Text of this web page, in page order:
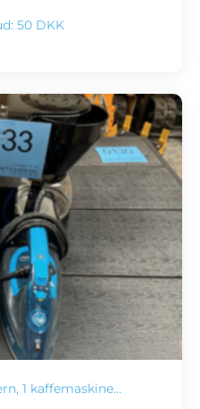
50 DKK
1 kaffemaskine…